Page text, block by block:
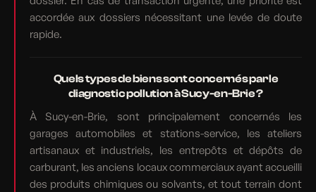
accordée aux dossiers nécessitant une levée de doute
rapide.
Quels types de biens sont concernés par le
diagnostic pollution à Sucy-en-Brie ?
À Sucy-en-Brie, sont principalement concernés les
garages automobiles et stations-service, les ateliers
artisanaux et industriels, les entrepôts et dépôts de
carburant, les anciens locaux commerciaux ayant accueilli
des produits chimiques ou solvants, et tout terrain dont